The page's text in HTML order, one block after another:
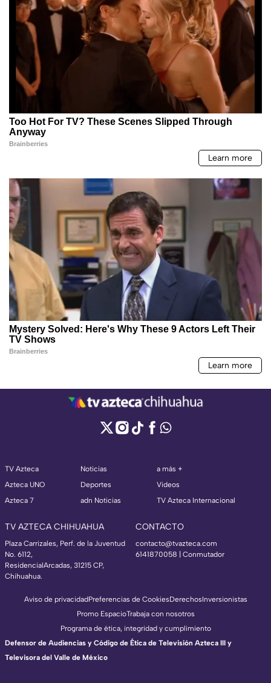
TV Azteca
Azteca UNO
Azteca 7
Noticias
Deportes
adn Noticias
a más +
Videos
TV Azteca Internacional
TV AZTECA CHIHUAHUA
Plaza Carrizales, Perf. de la Juventud
No. 6112,
ResidencialArcadas, 31215 CP,
Chihuahua.
CONTACTO
contacto@tvazteca.com
6141870058 | Conmutador
Aviso de privacidadPreferencias de CookiesDerechosInversionistas
Promo EspacioTrabaja con nosotros
Programa de ética, integridad y cumplimiento
Defensor de Audiencias y Código de Ética de Televisión Azteca III y
Televisora del Valle de México